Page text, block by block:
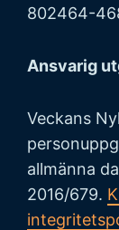
802464-
Ansvarig
Veckans
allmänna
2016/679.